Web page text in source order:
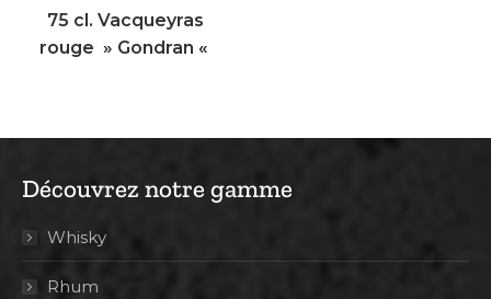
75 cl. Vacqueyras
rouge » Gondran «
Découvrez notre gamme
Whisky
Rhum